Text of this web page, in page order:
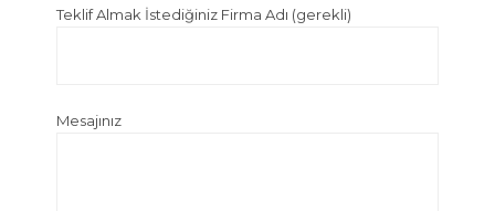
Teklif Almak İstediğiniz Firma Adı (gerekli)
Mesajınız